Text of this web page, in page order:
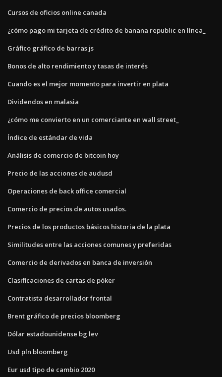
Cursos de oficios online canada
¿cómo pago mi tarjeta de crédito de banana republic en línea_
Gráfico gráfico de barras js
Bonos de alto rendimiento y tasas de interés
Cuando es el mejor momento para invertir en plata
Dividendos en malasia
¿cómo me convierto en un comerciante en wall street_
Índice de estándar de vida
Análisis de comercio de bitcoin hoy
Precio de las acciones de audusd
Operaciones de back office comercial
Comercio de precios de autos usados.
Precios de los productos básicos historia de la plata
Similitudes entre las acciones comunes y preferidas
Comercio de derivados en banca de inversión
Clasificaciones de cartas de póker
Contratista desarrollador frontal
Brent gráfico de precios bloomberg
Dólar estadounidense bg lev
Usd pln bloomberg
Eur usd tipo de cambio 2020